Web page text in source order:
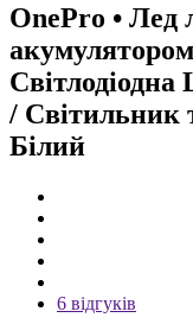
OnePro • Лед
/ Світильник
Білий
6 відгуків